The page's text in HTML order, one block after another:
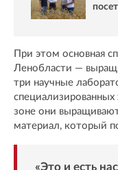
При этом основная
Ленобласти —
три научные
зоне они
материал, который
«Это и есть